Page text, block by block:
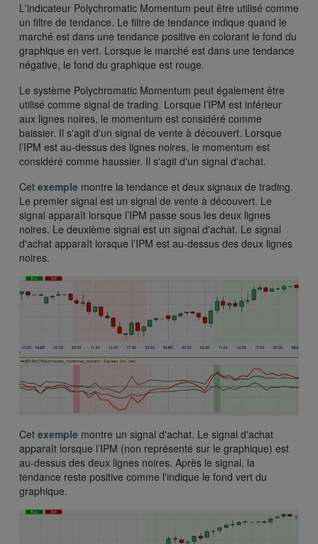
L'indicateur Polychromatic Momentum peut être utilisé comme
un filtre de tendance. Le filtre de tendance indique quand le
marché est dans une tendance positive en colorant le fond du
graphique en vert. Lorsque le marché est dans une tendance
négative, le fond du graphique est rouge.
Le système Polychromatic Momentum peut également être
utilisé comme signal de trading. Lorsque l’IPM est inférieur
aux lignes noires, le momentum est considéré comme
baissier. Il s'agit d'un signal de vente à découvert. Lorsque
l’IPM est au-dessus des lignes noires, le momentum est
considéré comme haussier. Il s'agit d'un signal d'achat.
Cet exemple montre la tendance et deux signaux de trading.
Le premier signal est un signal de vente à découvert. Le
signal apparaît lorsque l’IPM passe sous les deux lignes
noires. Le deuxième signal est un signal d'achat. Le signal
d'achat apparaît lorsque l’IPM est au-dessus des deux lignes
noires.
Cet exemple montre un signal d'achat. Le signal d'achat
apparaît lorsque l’IPM (non représenté sur le graphique) est
au-dessus des deux lignes noires. Après le signal, la
tendance reste positive comme l'indique le fond vert du
graphique.